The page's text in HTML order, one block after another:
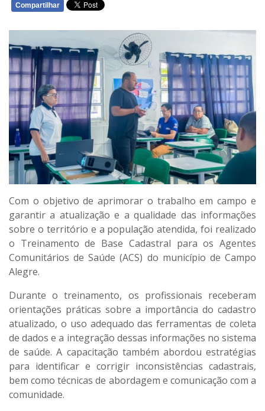
Compartilhar
Com o objetivo de aprimorar o trabalho em campo e
garantir a atualização e a qualidade das informações
sobre o território e a população atendida, foi realizado
o Treinamento de Base Cadastral para os Agentes
Comunitários de Saúde (ACS) do município de Campo
Alegre.
Durante o treinamento, os profissionais receberam
orientações práticas sobre a importância do cadastro
atualizado, o uso adequado das ferramentas de coleta
de dados e a integração dessas informações no sistema
de saúde. A capacitação também abordou estratégias
para identificar e corrigir inconsistências cadastrais,
bem como técnicas de abordagem e comunicação com a
comunidade.